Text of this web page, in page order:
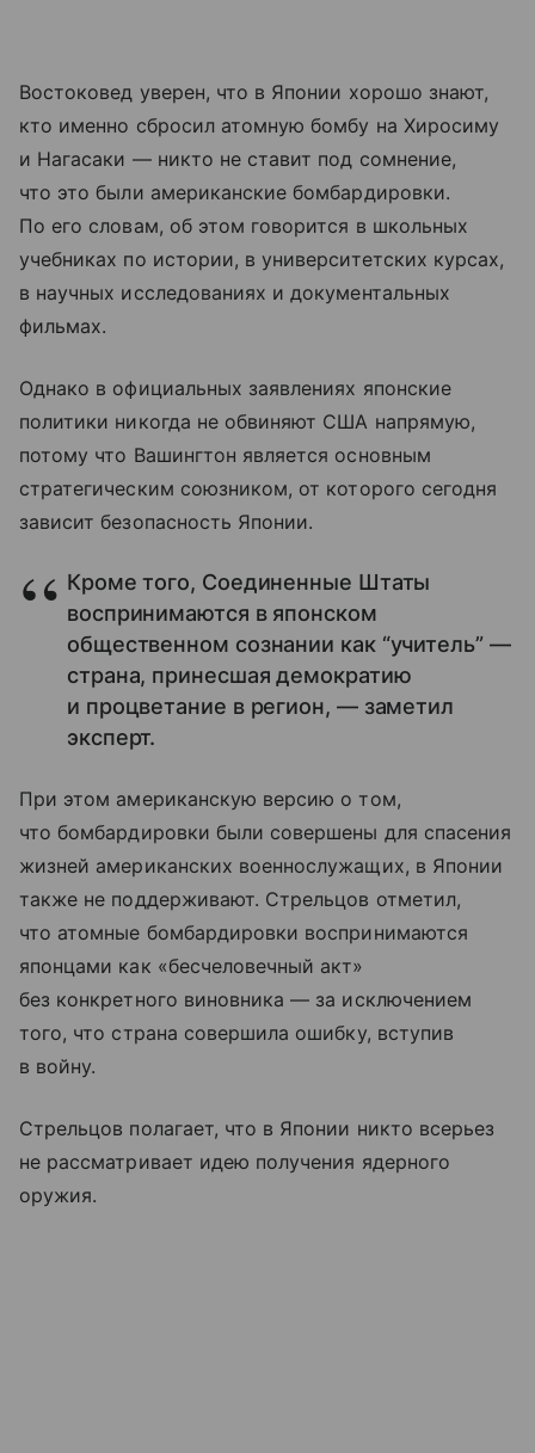
Востоковед уверен, что в Японии хорошо знают,
кто именно сбросил атомную бомбу на Хиросиму
и Нагасаки — никто не ставит под сомнение,
что это были американские бомбардировки.
По его словам, об этом говорится в школьных
учебниках по истории, в университетских курсах,
в научных исследованиях и документальных
фильмах.
Однако в официальных заявлениях японские
политики никогда не обвиняют США напрямую,
потому что Вашингтон является основным
стратегическим союзником, от которого сегодня
зависит безопасность Японии.
Кроме того, Соединенные Штаты
воспринимаются в японском
общественном сознании как “учитель” —
страна, принесшая демократию
и процветание в регион, — заметил
эксперт.
При этом американскую версию о том,
что бомбардировки были совершены для спасения
жизней американских военнослужащих, в Японии
также не поддерживают. Стрельцов отметил,
что атомные бомбардировки воспринимаются
японцами как «бесчеловечный акт»
без конкретного виновника — за исключением
того, что страна совершила ошибку, вступив
в войну.
Стрельцов полагает, что в Японии никто всерьез
не рассматривает идею получения ядерного
оружия.